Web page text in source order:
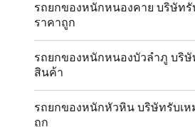
รถยกของหนักหนองคาย บริษัท
ราคาถูก
รถยกของหนักหนองบัวลำภู บริษั
สินค้า
รถยกของหนักหัวหิน บริษัทรับเ
ถูก